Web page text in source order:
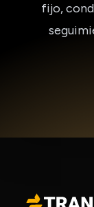
fijo,